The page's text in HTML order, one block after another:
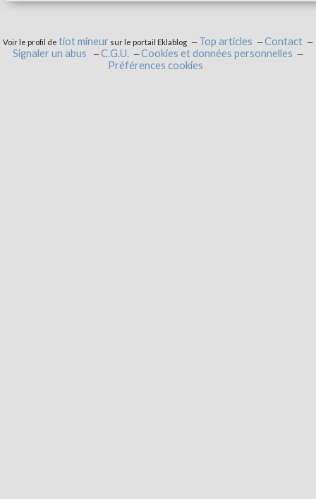
Voir le profil de tiot mineur sur le portail Eklablog Top articles
Contact
Signaler un abus
C.G.U.
Cookies et données personnelles
Préférences cookies